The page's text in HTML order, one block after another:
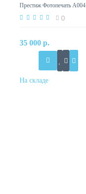
Престиж Фотопечать А004
0
35 000 р.